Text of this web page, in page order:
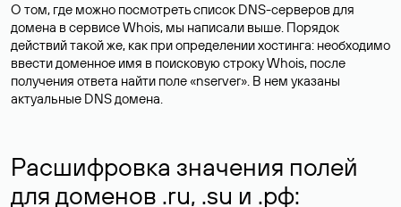
О том, где можно посмотреть список DNS-серверов для
домена в сервисе Whois, мы написали выше. Порядок
действий такой же, как при определении хостинга: необходимо
ввести доменное имя в поисковую строку Whois, после
получения ответа найти поле «nserver». В нем указаны
актуальные DNS домена.
Расшифровка значения полей
для доменов .ru, .su и .рф: